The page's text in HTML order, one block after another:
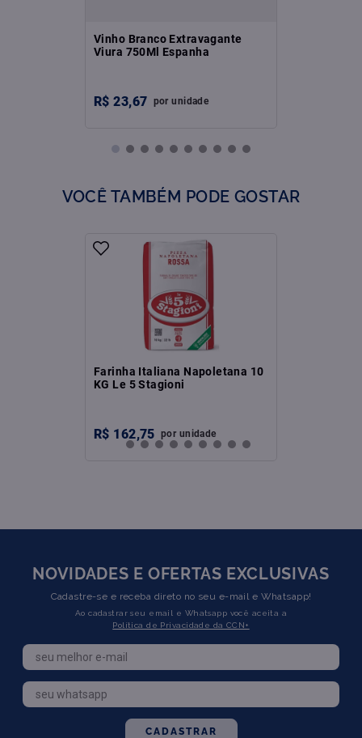
Vinho Branco Extravagante
Viura 750Ml Espanha
R$ 23,67 porunidade
VOCÊ TAMBÉM PODE GOSTAR
Farinha Italiana Napoletana 10
KG Le 5 Stagioni
R$ 162,75 por unidade
NOVIDADES E OFERTAS EXCLUSIVAS
Cadastre-se e receba direto no seu e-mail e Whatsapp!
Ao cadastrar seu email e Whatsapp você aceita a
Política de Privacidade da CCN+
CADASTRAR